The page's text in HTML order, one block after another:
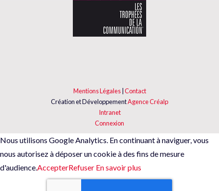
Mentions Légales| Contact
Création et DéveloppementAgence Créalp
Intranet
Connexion
Nous utilisons Google Analytics. En continuant à naviguer, vous
nous autorisez à déposer un cookie à des fins de mesure
d'audience. AccepterRefuser En savoir plus